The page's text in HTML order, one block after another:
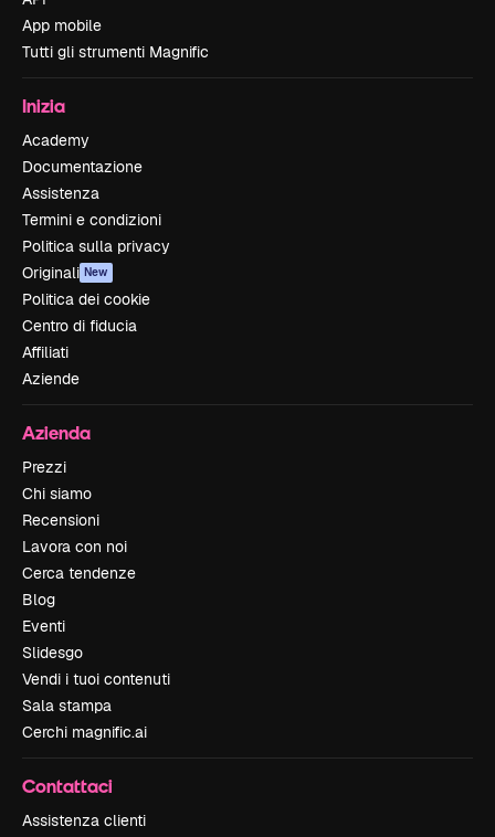
App mobile
Tutti gli strumenti Magnific
Inizia
Academy
Documentazione
Assistenza
Termini e condizioni
Politica sulla privacy
Originali New
Politica dei cookie
Centro di fiducia
Affiliati
Aziende
Azienda
Prezzi
Chi siamo
Recensioni
Lavora con noi
Cerca tendenze
Blog
Eventi
Slidesgo
Vendi i tuoi contenuti
Sala stampa
Cerchi magnific.ai
Contattaci
Assistenza clienti